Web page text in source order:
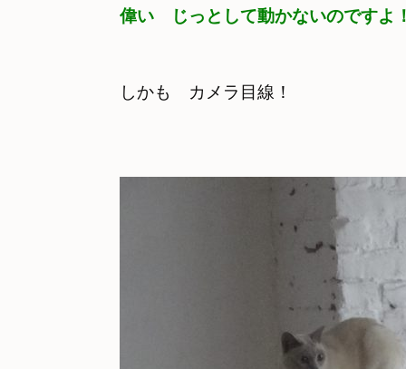
偉い　じっとして動かないのですよ
しかも　カメラ目線！